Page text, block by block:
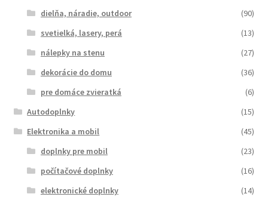
dielňa, náradie, outdoor
(90)
svetielká, lasery, perá
(13)
nálepky na stenu
(27)
dekorácie do domu
(36)
pre domáce zvieratká
(6)
Autodoplnky
(15)
Elektronika a mobil
(45)
doplnky pre mobil
(23)
počítačové doplnky
(16)
elektronické doplnky
(14)